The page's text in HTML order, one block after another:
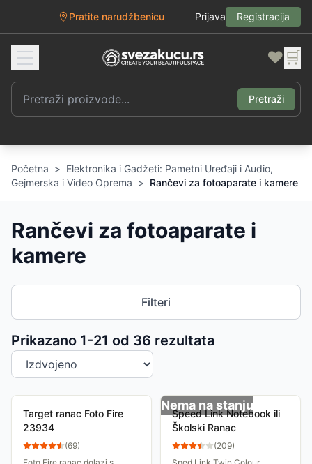
Pratite narudžbenicu Prijava Registracija
❤️ 🛒
Pretraži
Početna > Elektronika i Gadžeti: Pametni Uređaji i Audio,
Gejmerska i Video Oprema > Rančevi za fotoaparate i kamere
Rančevi za fotoaparate i
kamere
Filteri
Prikazano 1-21 od 36 rezultata
Sortiranje proizvoda
Target ranac Foto Fire
23934
(69)
Nema na stanju
Speed Link Notebook ili
Školski Ranac
(209)